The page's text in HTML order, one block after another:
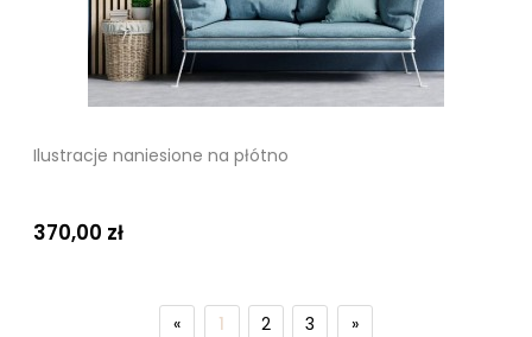
Ilustracje naniesione na płótno
370,00 zł
« 1 2 3 »